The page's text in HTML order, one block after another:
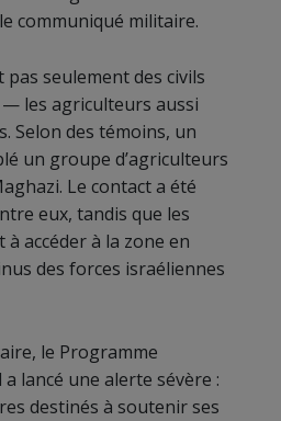
communiqué militaire.
pas seulement des civils
les agriculteurs aussi
Selon des témoins, un
un groupe d’agriculteurs
Le contact a été
eux, tandis que les
accéder à la zone en
des forces israéliennes
le Programme
lancé une alerte sévère :
destinés à soutenir ses